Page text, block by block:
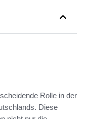
Rolle in der
Diese